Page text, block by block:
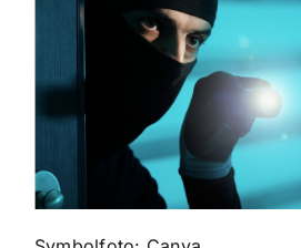
Galerie
Verkehrsmeldungen
Polizeimeldungen